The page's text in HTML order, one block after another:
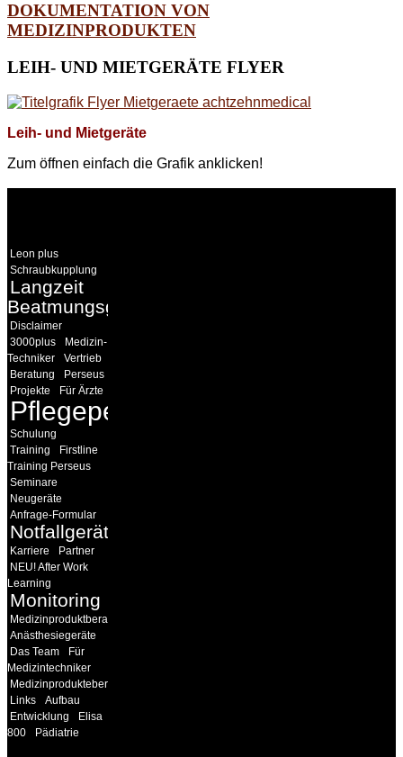
DOKUMENTATION VON
MEDIZINPRODUKTEN
LEIH- UND MIETGERÄTE FLYER
Leih- und Mietgeräte
Zum öffnen einfach die Grafik anklicken!
Leon plus
Schraubkupplung
Langzeit
Beatmungsgeräte
Disclaimer
3000plus
Medizin-
Techniker
Vertrieb
Beratung
Perseus
Projekte
Für Ärzte
Pflegepersonal
Schulung
Training
Firstline
Training Perseus
Seminare
Neugeräte
Anfrage-Formular
Notfallgeräte
Karriere
Partner
NEU! After Work
Learning
Monitoring
Medizinproduktberater
Anästhesiegeräte
Das Team
Für
Medizintechniker
Medizinprodukteberater
Links
Aufbau
Entwicklung
Elisa
800
Pädiatrie